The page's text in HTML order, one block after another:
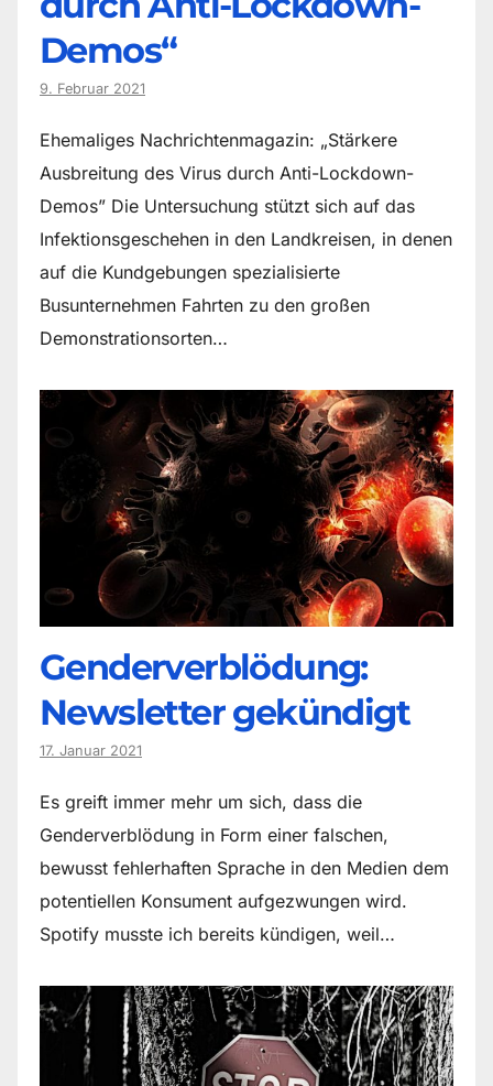
Demos“
9. Februar 2021
Ehemaliges Nachrichtenmagazin: „Stärkere
Ausbreitung des Virus durch Anti-Lockdown-
Demos” Die Untersuchung stützt sich auf das
Infektionsgeschehen in den Landkreisen, in denen
auf die Kundgebungen spezialisierte
Busunternehmen Fahrten zu den großen
Demonstrationsorten…
Genderverblödung:
Newsletter gekündigt
17. Januar 2021
Es greift immer mehr um sich, dass die
Genderverblödung in Form einer falschen,
bewusst fehlerhaften Sprache in den Medien dem
potentiellen Konsument aufgezwungen wird.
Spotify musste ich bereits kündigen, weil…